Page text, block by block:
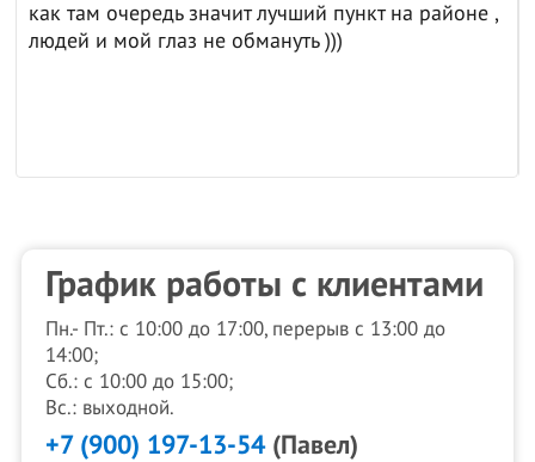
как там очередь значит лучший пункт на районе ,
людей и мой глаз не обмануть )))
График работы с клиентами
Пн.- Пт.: с 10:00 до 17:00, перерыв с 13:00 до
14:00;
Сб.: с 10:00 до 15:00;
Вс.: выходной.
+7 (900) 197-13-54(Павел)